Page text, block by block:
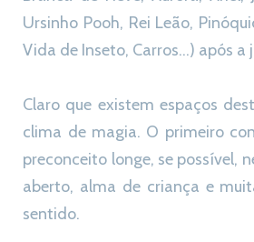
Ursinho Pooh, Rei Leão,
Vida de Inseto, Carros…) após a
Claro que existem espaços
clima de magia. O primeiro
preconceito longe, se possível,
aberto, alma de criança e
sentido.